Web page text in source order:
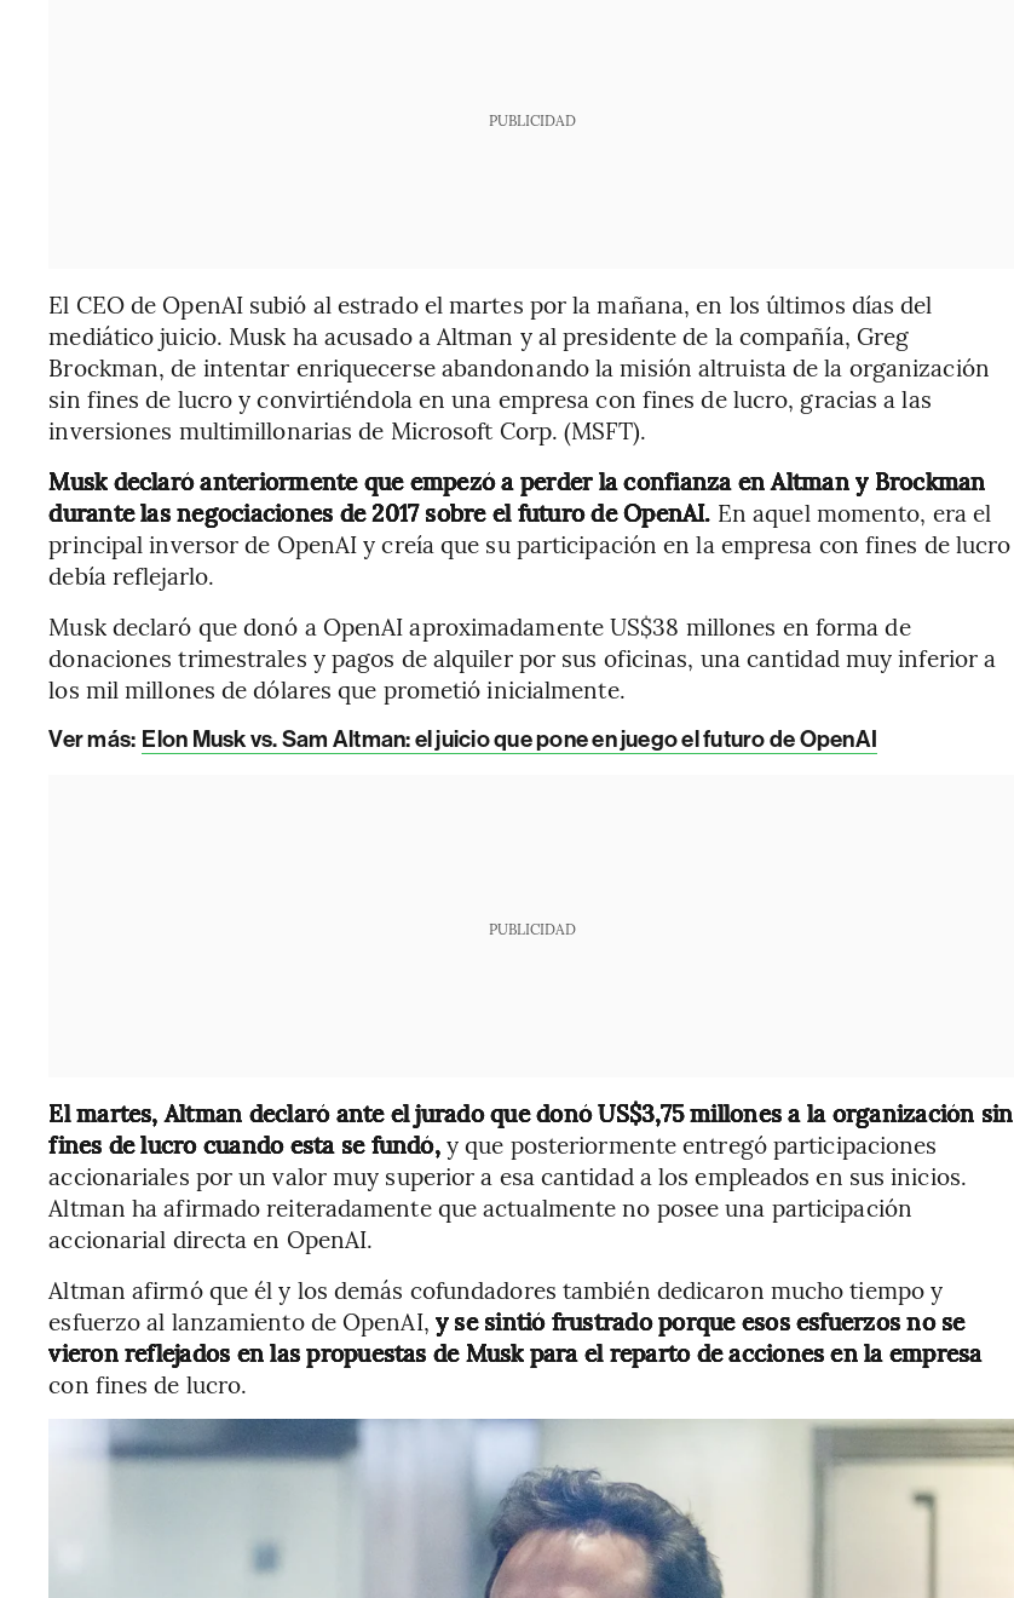
PUBLICIDAD
El CEO de OpenAI subió al estrado el martes por la mañana, en los últimos días del
mediático juicio. Musk ha acusado a Altman y al presidente de la compañía, Greg
Brockman, de intentar enriquecerse abandonando la misión altruista de la organización
sin fines de lucro y convirtiéndola en una empresa con fines de lucro, gracias a las
inversiones multimillonarias de Microsoft Corp. (MSFT).
Musk declaró anteriormente que empezó a perder la confianza en Altman y Brockman
durante las negociaciones de 2017 sobre el futuro de OpenAI. En aquel momento, era el
principal inversor de OpenAI y creía que su participación en la empresa con fines de lucro
debía reflejarlo.
Musk declaró que donó a OpenAI aproximadamente US$38 millones en forma de
donaciones trimestrales y pagos de alquiler por sus oficinas, una cantidad muy inferior a
los mil millones de dólares que prometió inicialmente.
Ver más: Elon Musk vs. Sam Altman: el juicio que pone en juego el futuro de OpenAI
PUBLICIDAD
El martes, Altman declaró ante el jurado que donó US$3,75 millones a la organización sin
fines de lucro cuando esta se fundó,y que posteriormente entregó participaciones
accionariales por un valor muy superior a esa cantidad a los empleados en sus inicios.
Altman ha afirmado reiteradamente que actualmente no posee una participación
accionarial directa en OpenAI.
Altman afirmó que él y los demás cofundadores también dedicaron mucho tiempo y
esfuerzo al lanzamiento de OpenAI, y se sintió frustrado porque esos esfuerzos no se
vieron reflejados en las propuestas de Musk para el reparto de acciones en la empresa
con fines de lucro.